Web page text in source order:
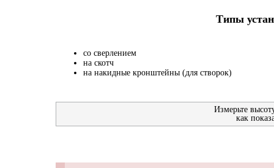
Типы
со сверлением
на скотч
на накидные кронштейны (для створок)
Измерьте
как